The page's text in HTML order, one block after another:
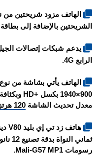
الشريحتين بالإضافة إلى
الرابع 4G.
معدل تحديث الشاشة 120 هرتز
هاتف زد تي إي بليد V80 ديزاين
رسومات Mali-G57 MP1.